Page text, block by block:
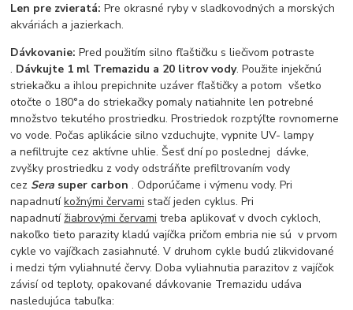
Len pre zvieratá:Pre okrasné ryby v sladkovodných a morských
akváriách a jazierkach.
Dávkovanie:Pred použitím silno fľaštičku s liečivom potraste
. Dávkujte 1 ml Tremazidu a 20 litrov vody. Použite injekčnú
striekačku a ihlou prepichnite uzáver fľaštičky a potom všetko
otočte o 180°a do striekačky pomaly natiahnite len potrebné
množstvo tekutého prostriedku. Prostriedok rozptýľte rovnomerne
vo vode. Počas aplikácie silno vzduchujte, vypnite UV- lampy
a nefiltrujte cez aktívne uhlie. Šesť dní po poslednej dávke,
zvyšky prostriedku z vody odstráňte prefiltrovaním vody
cez Sera super carbon . Odporúčame i výmenu vody. Pri
napadnutíkožnými červami stačí jeden cyklus. Pri
napadnutížiabrovými červami treba aplikovať v dvoch cykloch,
nakoľko tieto parazity kladú vajíčka pričom embria nie sú v prvom
cykle vo vajíčkach zasiahnuté. V druhom cykle budú zlikvidované
i medzi tým vyliahnuté červy. Doba vyliahnutia parazitov z vajíčok
závisí od teploty, opakované dávkovanie Tremazidu udáva
nasledujúca tabuľka: